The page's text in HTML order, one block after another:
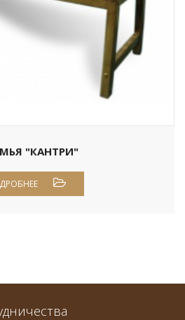
"КАНТРИ"